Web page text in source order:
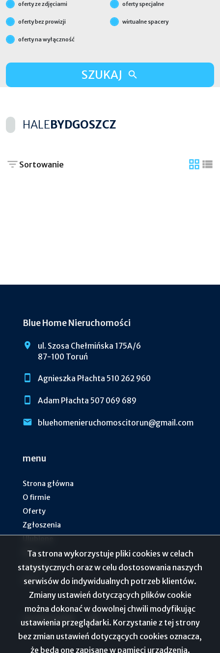
oferty ze zdjęciami oferty specjalne
oferty bez prowizji wirtualne spacery
oferty na wyłączność
SZUKAJ
HALEBYDGOSZCZ
Sortowanie
tabela
Blue Home Nieruchomości
ul. Szosa Chełmińska 175A/6
87-100 Toruń
Agnieszka Płachta 510 262 960
Adam Płachta 507 069 689
bluehomenieruchomoscitorun@gmail.com
menu
Strona główna
O firmie
Oferty
Zgłoszenia
Blog
Kontakt
Rodo
social media Facebook
Ta strona wykorzystuje pliki cookies w celach
statystycznych oraz w celu dostosowania naszych
serwisów do indywidualnych potrzeb klientów.
Zmiany ustawień dotyczących plików cookie
można dokonać w dowolnej chwili modyfikując
ustawienia przeglądarki. Korzystanie z tej strony
bez zmian ustawień dotyczących cookies oznacza,
że będą one zapisane w pamięci urządzenia.